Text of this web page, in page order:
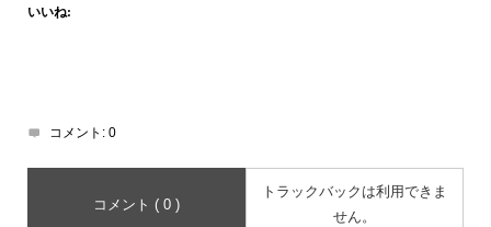
いいね:
コメント: 0
コメント ( 0 )
トラックバックは利用できま
せん。